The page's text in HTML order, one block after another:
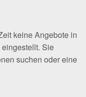
keine Angebote in
Sie
suchen oder eine